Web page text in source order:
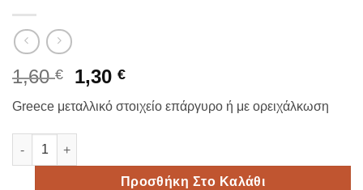
1,60€
Original
price
was:
1,60 €.
1,30€Η
τρέχουσα
τιμή
Greece μεταλλικό στοιχείο επάργυρο ή με ορειχάλκωση
Greece μεταλλικό στοιχείο 2.5cm σετ5 ποσότητα
Προσθήκη Στο Καλάθι